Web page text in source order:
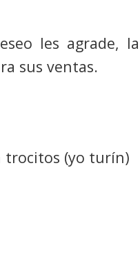
les agrade, la
sus ventas.
trocitos (yo turín)